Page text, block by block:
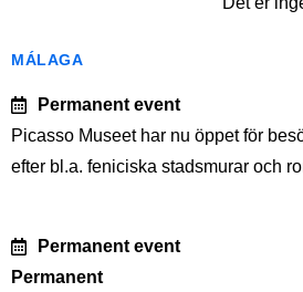
MÁLAGA
Permanent event
Picasso Museet har nu öppet för
efter bl.a. feniciska stadsmurar och
Permanent event
Permanent